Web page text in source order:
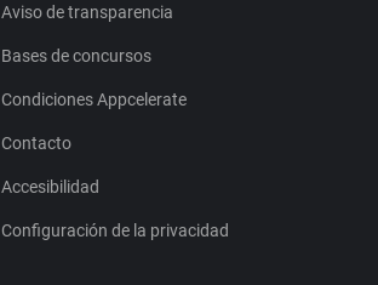
Aviso de transparencia
Bases de concursos
Condiciones Appcelerate
Contacto
Accesibilidad
Configuración de la privacidad